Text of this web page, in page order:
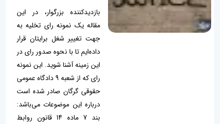
بازدیدکننده بزرگوار، در این
مقاله یک نمونه رای تخلیه به
جهت تغییر شغل برایتان قرار
داده‌ایم تا با نحوه صدور رای در
این زمینه آشنا شوید. این نمونه
رای که از شعبه 9 دادگاه عمومی
حقوقی گرگان صادر شده است
درباره این موضوعات می‌باشد:
بند 7 ماده 14 قانون روابط